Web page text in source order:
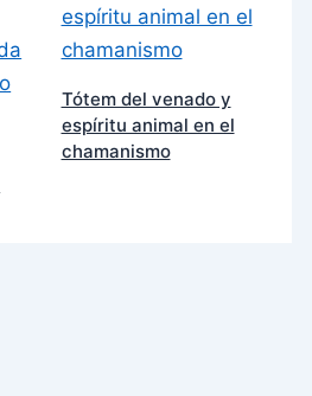
Tótem del venado y
espíritu animal en el
chamanismo